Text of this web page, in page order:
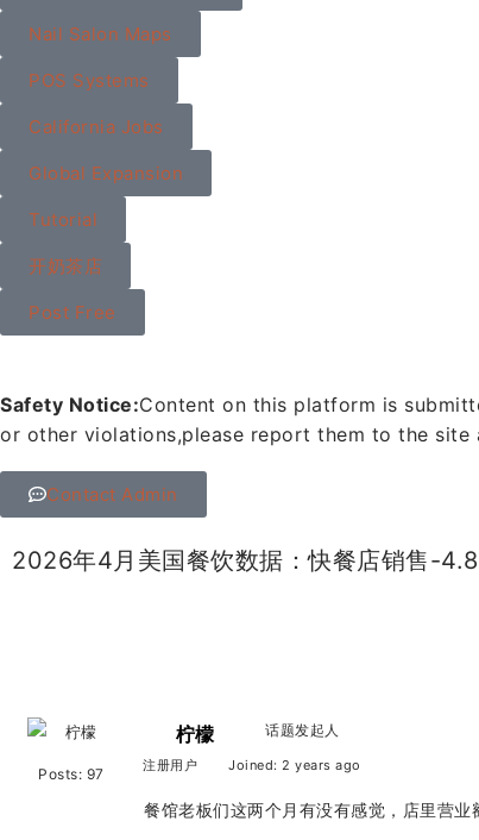
Nail Salon Maps
POS Systems
California Jobs
Global Expansion
Tutorial
开奶茶店
Post Free
Safety Notice:Content on this platform is
or other violations,please report them to the site
Contact Admin
2026年4月美国餐饮数据：快餐店销售-
Posts: 97
柠檬 话题发起人
注册用户 Joined: 2 years ago
餐馆老板们这两个月有没有感觉，店里营业